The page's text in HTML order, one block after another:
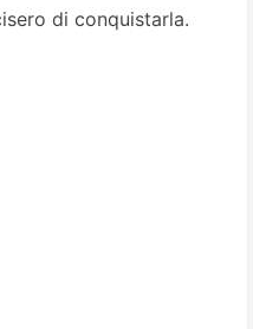
di conquistarla.